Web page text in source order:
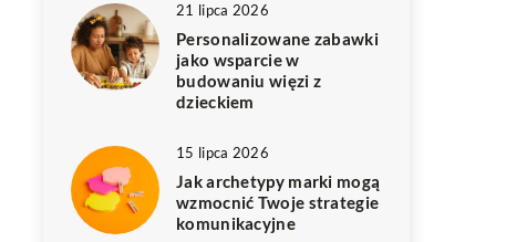
21 lipca 2026
Personalizowane zabawki
jako wsparcie w
budowaniu więzi z
dzieckiem
15 lipca 2026
Jak archetypy marki mogą
wzmocnić Twoje strategie
komunikacyjne